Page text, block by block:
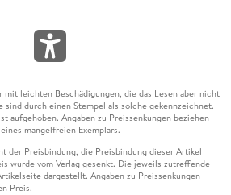
mit leichten Beschädigungen, die das Lesen aber nicht
sind durch einen Stempel als solche gekennzeichnet.
aufgehoben. Angaben zu Preissenkungen beziehen
mangelfreien Exemplars.
der Preisbindung, die Preisbindung dieser Artikel
wurde vom Verlag gesenkt. Die jeweils zutreffende
dargestellt. Angaben zu Preissenkungen
Preis.